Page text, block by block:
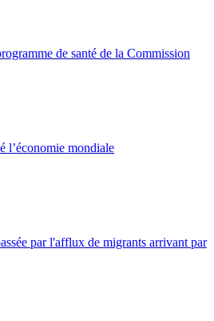
de santé de la Commission
l’économie mondiale
par l'afflux de migrants arrivant par